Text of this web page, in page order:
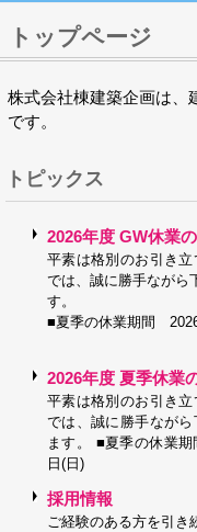
トップページ
株式会社棟建築企画は、
です。
トピックス
2026年度 GW休業
平素は格別のお引き
では、誠に勝手ながら
す。
■夏季の休業期間
2026年度 夏季休業
平素は格別のお引き
では、誠に勝手なが
ます。 ■夏季の休業
日(日)
採用情報
ご経験のある方を引き